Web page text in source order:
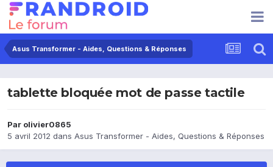
Asus Transformer - Aides, Questions & Réponses
tablette bloquée mot de passe tactile
Par olivier0865
5 avril 2012 dans Asus Transformer - Aides, Questions & Réponses